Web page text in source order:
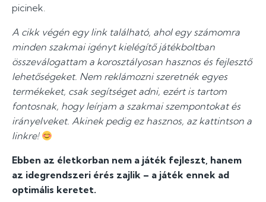
picinek.
A cikk végén egy link található, ahol egy számomra
minden szakmai igényt kielégítő játékboltban
összeválogattam a korosztályosan hasznos és fejlesztő
lehetőségeket. Nem reklámozni szeretnék egyes
termékeket, csak segítséget adni, ezért is tartom
fontosnak, hogy leírjam a szakmai szempontokat és
irányelveket. Akinek pedig ez hasznos, az kattintson a
linkre!
Ebben az életkorban nem a játék fejleszt, hanem
az idegrendszeri érés zajlik – a játék ennek ad
optimális keretet.